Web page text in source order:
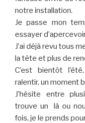
notre installation.
Je passe mon
essayer
J’ai déjà revu tous
la tête et plus de
C’est bientôt
ralentir, un moment
J’hésite entre
trouve un là ou
fois, je le prends